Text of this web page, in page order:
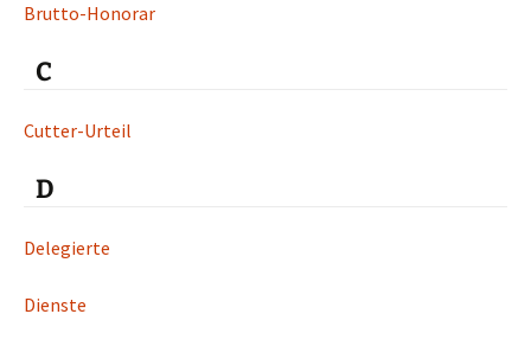
Brutto-Honorar
C
Cutter-Urteil
D
Delegierte
Dienste